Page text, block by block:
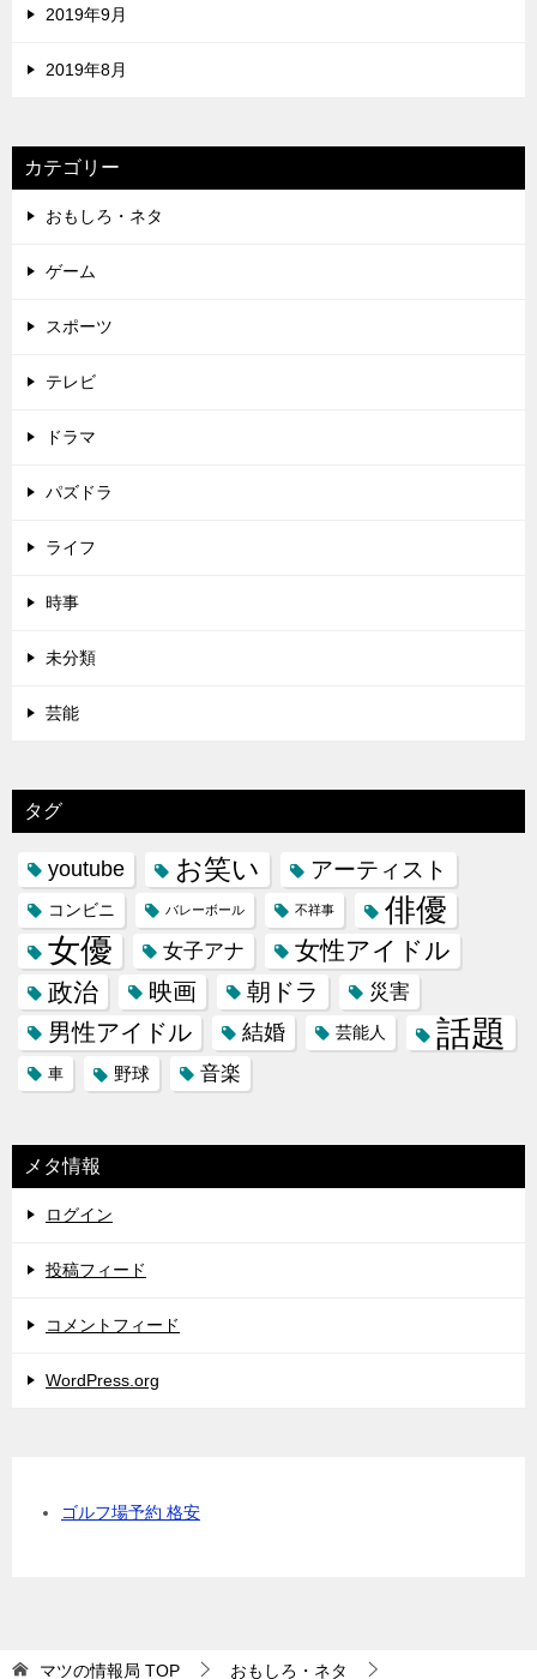
2019年9月
2019年8月
カテゴリー
おもしろ・ネタ
ゲーム
スポーツ
テレビ
ドラマ
パズドラ
ライフ
時事
未分類
芸能
タグ
youtube お笑い アーティスト
コンビニ バレーボール 不祥事 俳優
女優 女子アナ 女性アイドル
政治 映画 朝ドラ 災害
男性アイドル 結婚 芸能人 話題
車 野球 音楽
メタ情報
ログイン
投稿フィード
コメントフィード
WordPress.org
ゴルフ場予約 格安
マツの情報局 TOP おもしろ・ネタ